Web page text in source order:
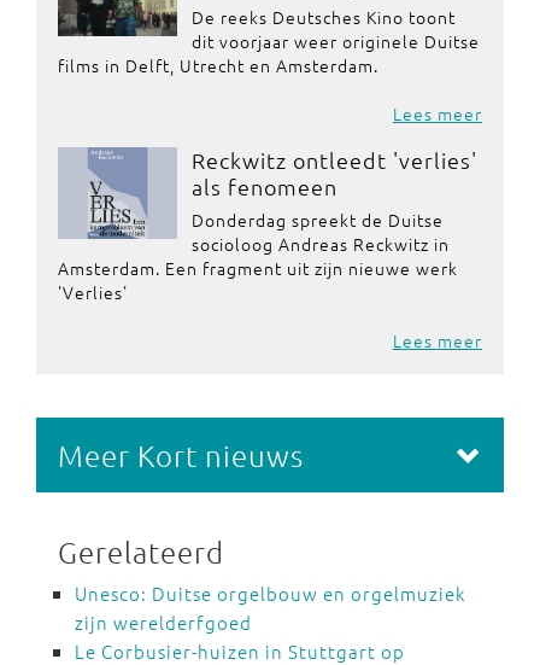
De reeks Deutsches Kino toont
dit voorjaar weer originele Duitse
films in Delft, Utrecht en Amsterdam.
Lees meer
Reckwitz ontleedt 'verlies'
als fenomeen
Donderdag spreekt de Duitse
socioloog Andreas Reckwitz in
Amsterdam. Een fragment uit zijn nieuwe werk
'Verlies'
Lees meer
Meer Kort nieuws
Gerelateerd
Unesco: Duitse orgelbouw en orgelmuziek
zijn werelderfgoed
Le Corbusier-huizen in Stuttgart op